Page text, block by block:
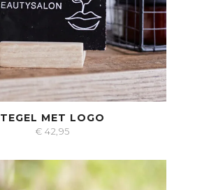
TEGEL MET LOGO
€ 42,95